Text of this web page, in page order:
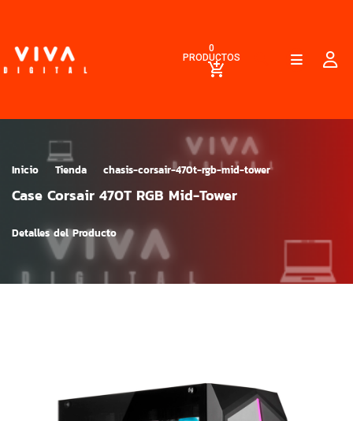
0
PRODUCTOS
Inicio Tienda chasis-corsair-470t-rgb-mid-tower
Case Corsair 470T RGB Mid-Tower
Detalles del Producto